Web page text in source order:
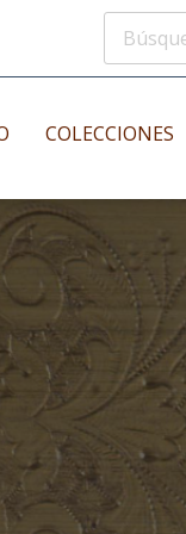
COLECCIONES
Manuscritos
Incunables